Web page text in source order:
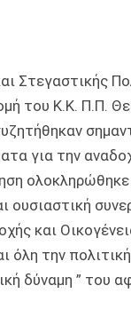
Στεγαστικής
του Κ.Κ. Π.Π.
για την
ολοκληρώθηκε
ουσιαστική
και
όλη την
δύναμη ” του